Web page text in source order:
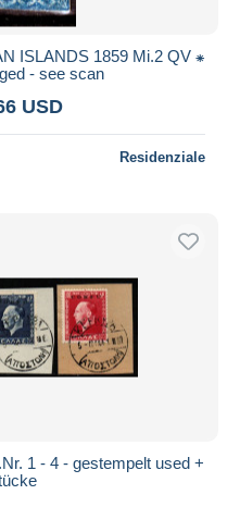
ISLANDS 1859 Mi.2 QV ⁕
- see scan
USD
Residenziale
1 - 4 - gestempelt used +